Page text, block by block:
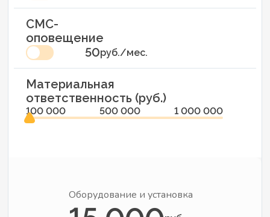
СМС-
оповещение
50руб./мес.
Материальная
ответственность (руб.)
100 000 500 000 1 000 000
Оборудование и установка